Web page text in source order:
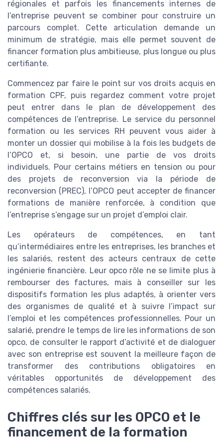
régionales et parfois les financements internes de
l’entreprise peuvent se combiner pour construire un
parcours complet. Cette articulation demande un
minimum de stratégie, mais elle permet souvent de
financer formation plus ambitieuse, plus longue ou plus
certifiante.
Commencez par faire le point sur vos droits acquis en
formation CPF, puis regardez comment votre projet
peut entrer dans le plan de développement des
compétences de l’entreprise. Le service du personnel
formation ou les services RH peuvent vous aider à
monter un dossier qui mobilise à la fois les budgets de
l’OPCO et, si besoin, une partie de vos droits
individuels. Pour certains métiers en tension ou pour
des projets de reconversion via la période de
reconversion (PREC), l’OPCO peut accepter de financer
formations de manière renforcée, à condition que
l’entreprise s’engage sur un projet d’emploi clair.
Les opérateurs de compétences, en tant
qu’intermédiaires entre les entreprises, les branches et
les salariés, restent des acteurs centraux de cette
ingénierie financière. Leur opco rôle ne se limite plus à
rembourser des factures, mais à conseiller sur les
dispositifs formation les plus adaptés, à orienter vers
des organismes de qualité et à suivre l’impact sur
l’emploi et les compétences professionnelles. Pour un
salarié, prendre le temps de lire les informations de son
opco, de consulter le rapport d’activité et de dialoguer
avec son entreprise est souvent la meilleure façon de
transformer des contributions obligatoires en
véritables opportunités de développement des
compétences salariés.
Chiffres clés sur les OPCO et le
financement de la formation